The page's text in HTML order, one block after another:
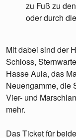
zu Fuß zu
oder durch
Mit dabei sind der
Schloss,
Hasse Aula, das
Neuengamme, die
Vier- und
mehr.
Das Ticket für